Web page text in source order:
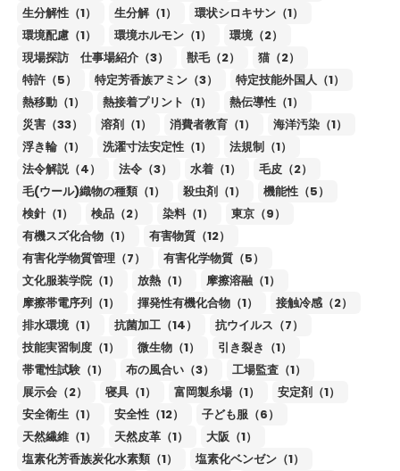
生分解性（1）
生分解（1）
環状シロキサン（1）
環境配慮（1）
環境ホルモン（1）
環境（2）
現場探訪 仕事場紹介（3）
獣毛（2）
猫（2）
特許（5）
特定芳香族アミン（3）
特定技能外国人（1）
熱移動（1）
熱接着プリント（1）
熱伝導性（1）
災害（33）
溶剤（1） 消費者教育（1）
海洋汚染（1）
浮き輪（1）
洗濯寸法安定性（1）
法規制（1）
法令解説（4）
法令（3） 水着（1）
毛皮（2）
毛(ウール)織物の種類（1）
殺虫剤（1）
機能性（5）
検針（1）
検品（2） 染料（1）
東京（9）
有機スズ化合物（1）
有害物質（12）
有害化学物質管理（7）
有害化学物質（5）
文化服装学院（1）
放熱（1）
摩擦溶融（1）
摩擦帯電序列（1）
揮発性有機化合物（1）
接触冷感（2）
排水環境（1）
抗菌加工（14）
抗ウイルス（7）
技能実習制度（1）
微生物（1）
引き裂き（1）
帯電性試験（1）
布の風合い（3）
工場監査（1）
展示会（2）
寝具（1） 富岡製糸場（1）
安定剤（1）
安全衛生（1）
安全性（12）
子ども服（6）
天然繊維（1）
天然皮革（1）
大阪（1）
塩素化芳香族炭化水素類（1）
塩素化ベンゼン（1）